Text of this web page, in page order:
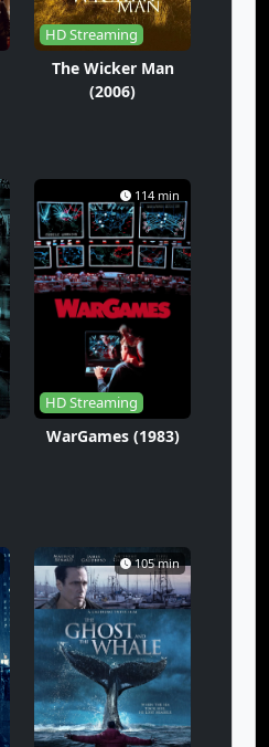
HD Streaming
The Wicker Man
(2006)
114 min
HD Streaming
WarGames (1983)
105 min